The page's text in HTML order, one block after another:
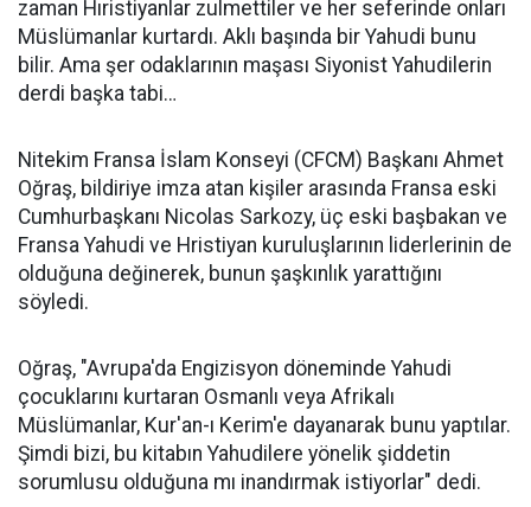
zaman Hıristiyanlar zulmettiler ve her seferinde onları
Müslümanlar kurtardı. Aklı başında bir Yahudi bunu
bilir. Ama şer odaklarının maşası Siyonist Yahudilerin
derdi başka tabi…
Nitekim Fransa İslam Konseyi (CFCM) Başkanı Ahmet
Oğraş, bildiriye imza atan kişiler arasında Fransa eski
Cumhurbaşkanı Nicolas Sarkozy, üç eski başbakan ve
Fransa Yahudi ve Hristiyan kuruluşlarının liderlerinin de
olduğuna değinerek, bunun şaşkınlık yarattığını
söyledi.
Oğraş, "Avrupa'da Engizisyon döneminde Yahudi
çocuklarını kurtaran Osmanlı veya Afrikalı
Müslümanlar, Kur'an-ı Kerim'e dayanarak bunu yaptılar.
Şimdi bizi, bu kitabın Yahudilere yönelik şiddetin
sorumlusu olduğuna mı inandırmak istiyorlar" dedi.